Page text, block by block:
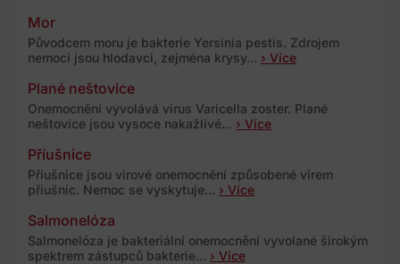
Mor
Původcem moru je bakterie Yersinia pestis. Zdrojem
nemoci jsou hlodavci, zejména krysy... › Více
Plané neštovice
Onemocnění vyvolává virus Varicella zoster. Plané
neštovice jsou vysoce nakažlivé... › Více
Příušnice
Příušnice jsou virové onemocnění způsobené virem
příušnic. Nemoc se vyskytuje... › Více
Salmonelóza
Salmonelóza je bakteriální onemocnění vyvolané širokým
spektrem zástupců bakterie... › Více